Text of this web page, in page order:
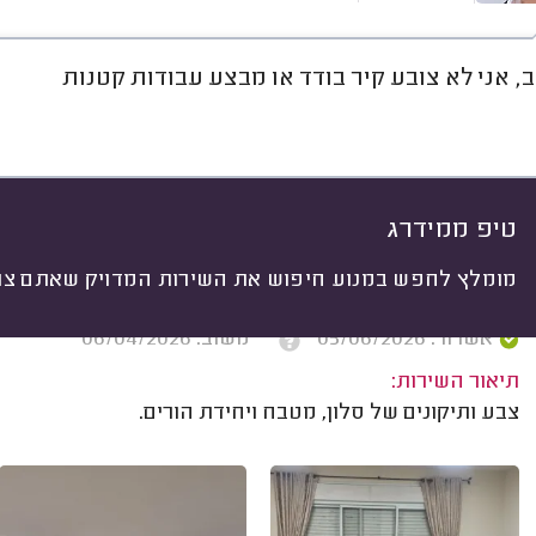
אני לא צובע קיר בודד או מבצע עבודות קטנות
טיפ ממידרג
מומלץ לחפש במנוע חיפוש את השירות המדויק שאתם
חוות דעת מחירים ממוצע
עבודות גדולות
אשרור: 05/06/2026
משוב: 06/04/2026
תיאור השירות:
צבע ותיקונים של סלון, מטבח ויחידת הורים.